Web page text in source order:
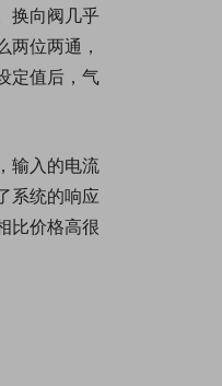
换向阀几乎
位两通，
定值后，气
输入的电流
系统的响应
比价格高很